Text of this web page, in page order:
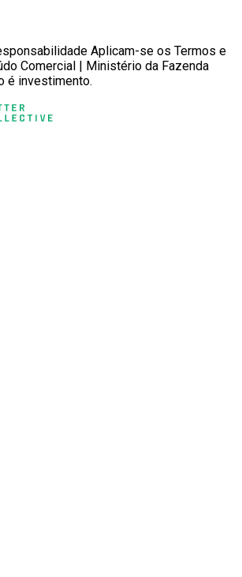
Aplicam-se os Termos e
Comercial | Ministério da Fazenda
é investimento.